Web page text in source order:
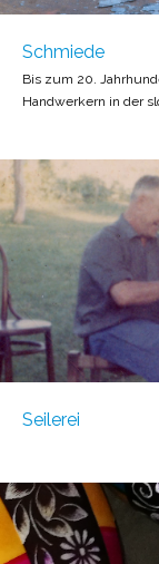
Schmiede
Bis zum 20.
Handwerkern in der
Seilerei